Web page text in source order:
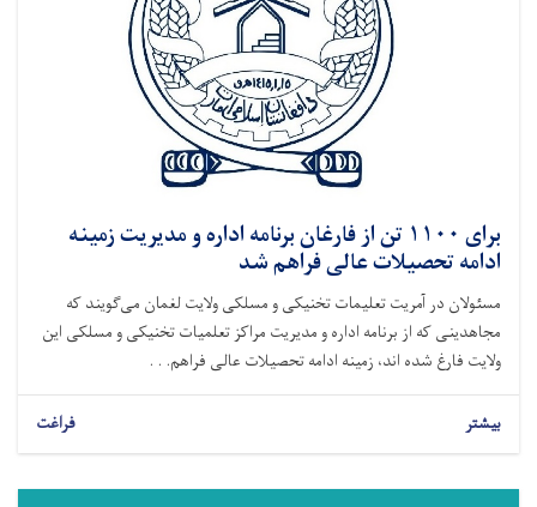
برای ۱۱۰۰ تن از فارغان برنامه اداره و مدیریت زمینه
ادامه تحصیلات عالی فراهم شد
مسئولان در آمریت تعلیمات تخنیکی و مسلکی ولایت لغمان می‌گویند که
مجاهدینی که از برنامه اداره و مدیریت مراکز تعلمیات تخنیکی و مسلکی این
ولایت فارغ شده اند، زمینه ادامه تحصیلات عالی فراهم. . .
بیشتر فراغت